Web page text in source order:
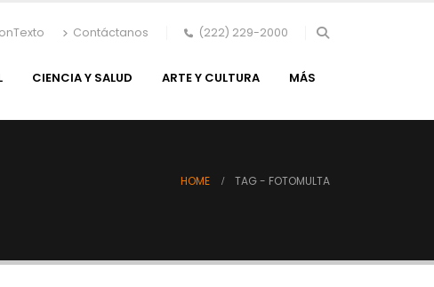
Contáctanos (222) 229-2000
CIENCIA Y SALUD ARTE Y CULTURA MÁS
HOME TAG - FOTOMULTA